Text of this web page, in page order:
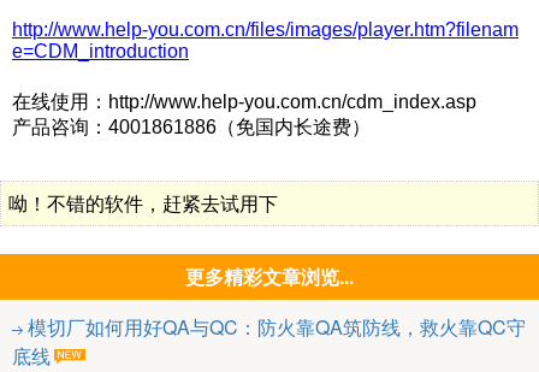
http://www.help-you.com.cn/files/images/player.htm?filenam
e=CDM_introduction
在线使用： http://www.help-you.com.cn/cdm_index.asp
产品咨询： 4001861886 （免国内长途费）
呦！不错的软件，赶紧去试用下
更多精彩文章浏览...
模切厂如何用好QA与QC：防火靠QA筑防线，救火靠QC守
底线